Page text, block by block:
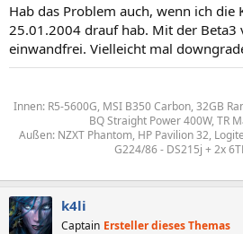
Hab das Problem auch, wenn ich die
25.01.2004 drauf hab. Mit der
einwandfrei. Vielleicht mal
Innen: R5-5600G, MSI B350 Carbon, 32GB
BQ Straight Power 400W, TR
Außen: NZXT Phantom, HP Pavilion 32,
G224/86 - DS215j + 2x
k4li
Captain Ersteller dieses Themas